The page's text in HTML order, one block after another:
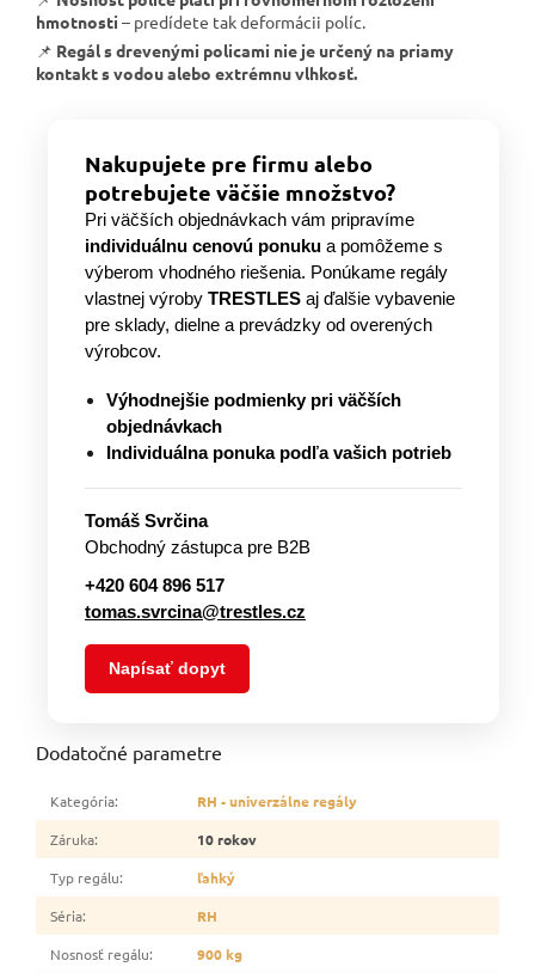
hmotnosti – predídete tak deformácii políc.
📌 Regál s drevenými policami nie je určený na priamy
kontakt s vodou alebo extrémnu vlhkosť.
Nakupujete pre firmu alebo
potrebujete väčšie množstvo?
Pri väčších objednávkach vám pripravíme
individuálnu cenovú ponuku a pomôžeme s
výberom vhodného riešenia. Ponúkame regály
vlastnej výroby TRESTLES aj ďalšie vybavenie
pre sklady, dielne a prevádzky od overených
výrobcov.
Výhodnejšie podmienky pri väčších
objednávkach
Individuálna ponuka podľa vašich potrieb
Tomáš Svrčina
Obchodný zástupca pre B2B
+420 604 896 517
tomas.svrcina@trestles.cz
Napísať dopyt
Dodatočné parametre
Kategória:
RH - univerzálne regály
Záruka:
10 rokov
Typ regálu:
ľahký
Séria:
RH
Nosnosť regálu:
900 kg